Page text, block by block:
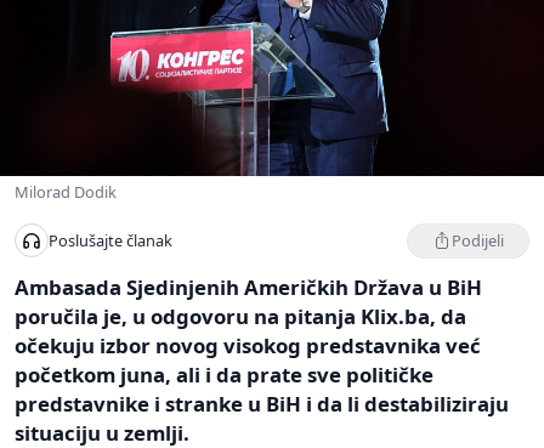
Milorad Dodik
Poslušajte članak Podijeli
Ambasada Sjedinjenih Američkih Država u BiH
poručila je, u odgovoru na pitanja Klix.ba, da
očekuju izbor novog visokog predstavnika već
početkom juna, ali i da prate sve političke
predstavnike i stranke u BiH i da li destabiliziraju
situaciju u zemlji.